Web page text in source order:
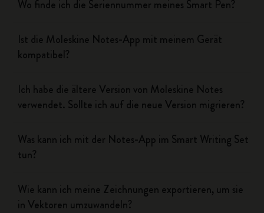
Wo finde ich die Seriennummer meines Smart Pen?
Ist die Moleskine Notes-App mit meinem Gerät
kompatibel?
Ich habe die ältere Version von Moleskine Notes
verwendet. Sollte ich auf die neue Version migrieren?
Was kann ich mit der Notes-App im Smart Writing Set
tun?
Wie kann ich meine Zeichnungen exportieren, um sie
in Vektoren umzuwandeln?